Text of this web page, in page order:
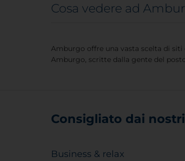
Cosa vedere ad
Amburgo offre una vasta scelta di
Amburgo, scritte dalla gente del
Consigliato dai
Business & relax